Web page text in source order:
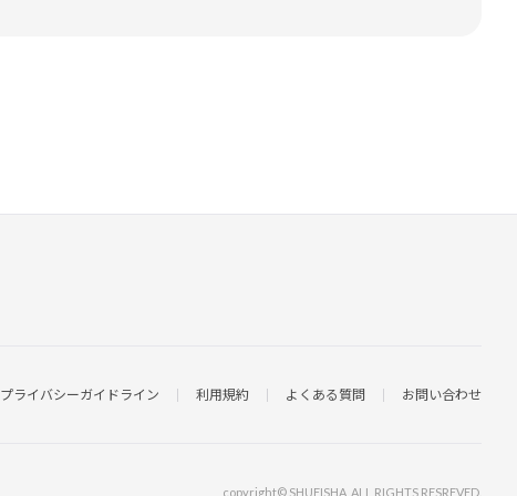
プライバシーガイドライン 利用規約 よくある質問 お問い合わせ
copyright© SHUEISHA, ALL RIGHTS RESREVED.